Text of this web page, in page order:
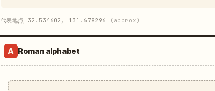
代表地点 32.534602, 131.678296 (approx)
A Roman alphabet